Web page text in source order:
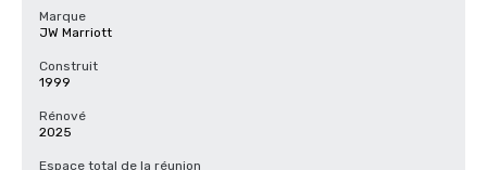
Marque
JW Marriott
Construit
1999
Rénové
2025
Espace total de la réunion